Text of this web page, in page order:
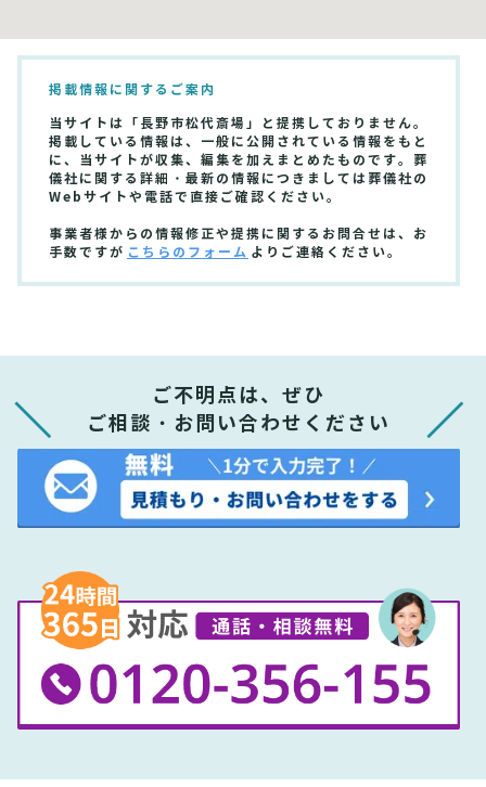
掲載情報に関するご案内
当サイトは「長野市松代斎場」と提携しておりません。
掲載している情報は、一般に公開されている情報をもと
に、当サイトが収集、編集を加えまとめたものです。葬
儀社に関する詳細・最新の情報につきましては葬儀社の
Webサイトや電話で直接ご確認ください。
事業者様からの情報修正や提携に関するお問合せは、お
手数ですが こちらのフォーム よりご連絡ください。
ご不明点は、ぜひ
ご相談・お問い合わせください